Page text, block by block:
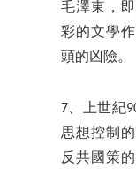
毛澤東，
彩的文學
頭的凶險。
7、上世紀
思想控制
反共國策